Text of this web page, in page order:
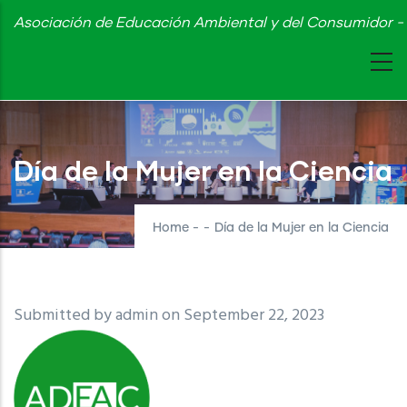
Skip
content
Asociación de Educación Ambiental y del Consumidor
Día de la Mujer en la Ciencia
Home - - Día de la Mujer en la Ciencia
Submitted byadminon September 22, 2023